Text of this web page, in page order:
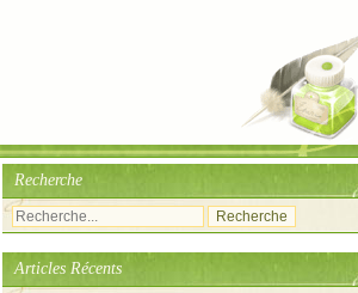
Recherche
Articles Récents